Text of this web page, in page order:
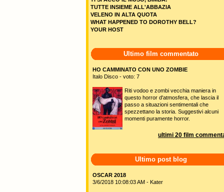
TUTTE INSIEME ALL'ABBAZIA
VELENO IN ALTA QUOTA
WHAT HAPPENED TO DOROTHY BELL?
YOUR HOST
Ultimo film commentato
HO CAMMINATO CON UNO ZOMBIE
Italo Disco - voto: 7
Riti vodoo e zombi vecchia maniera in
questo horror d'atmosfera, che lascia il
passo a situazioni sentimentali che
spezzettano la storia. Suggestivi alcuni
momenti puramente horror.
ultimi 20 film
Ultimo post blog
OSCAR 2018
3/6/2018 10:08:03 AM - Kater